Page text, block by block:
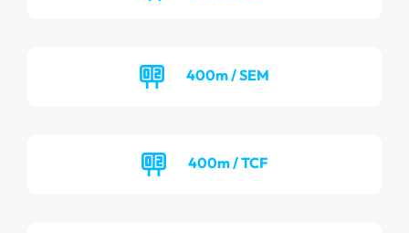
400m / SEM
400m / TCF